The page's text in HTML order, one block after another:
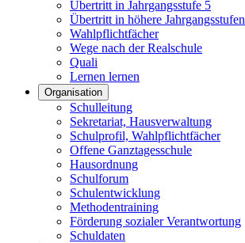
Übertritt in Jahrgangsstufe 5
Übertritt in höhere Jahrgangsstufen
Wahlpflichtfächer
Wege nach der Realschule
Quali
Lernen lernen
Organisation
Schulleitung
Sekretariat, Hausverwaltung
Schulprofil, Wahlpflichtfächer
Offene Ganztagesschule
Hausordnung
Schulforum
Schulentwicklung
Methodentraining
Förderung sozialer Verantwortung
Schuldaten